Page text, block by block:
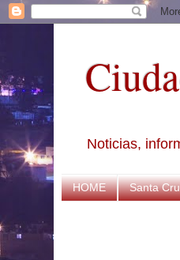
Noticias,
HOME Santa